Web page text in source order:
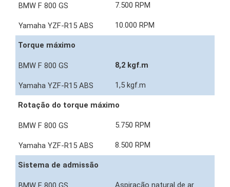
7.500 RPM
10.000 RPM
Torque máximo
8,2 kgf.m
1,5 kgf.m
Rotação do torque máximo
5.750 RPM
8.500 RPM
Sistema de admissão
Aspiração natural de ar